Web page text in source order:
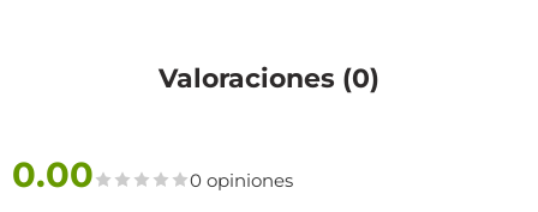
Valoraciones (0)
0.00 0 opiniones